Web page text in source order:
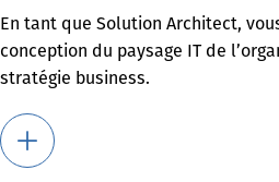
En tant que Solution Architect,
conception du paysage IT de
stratégie business.